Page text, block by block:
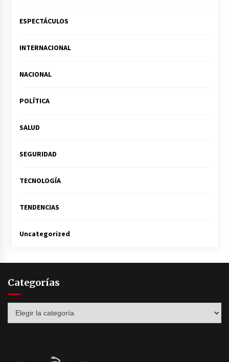
ESPECTÁCULOS
INTERNACIONAL
NACIONAL
POLÍTICA
SALUD
SEGURIDAD
TECNOLOGÍA
TENDENCIAS
Uncategorized
Categorías